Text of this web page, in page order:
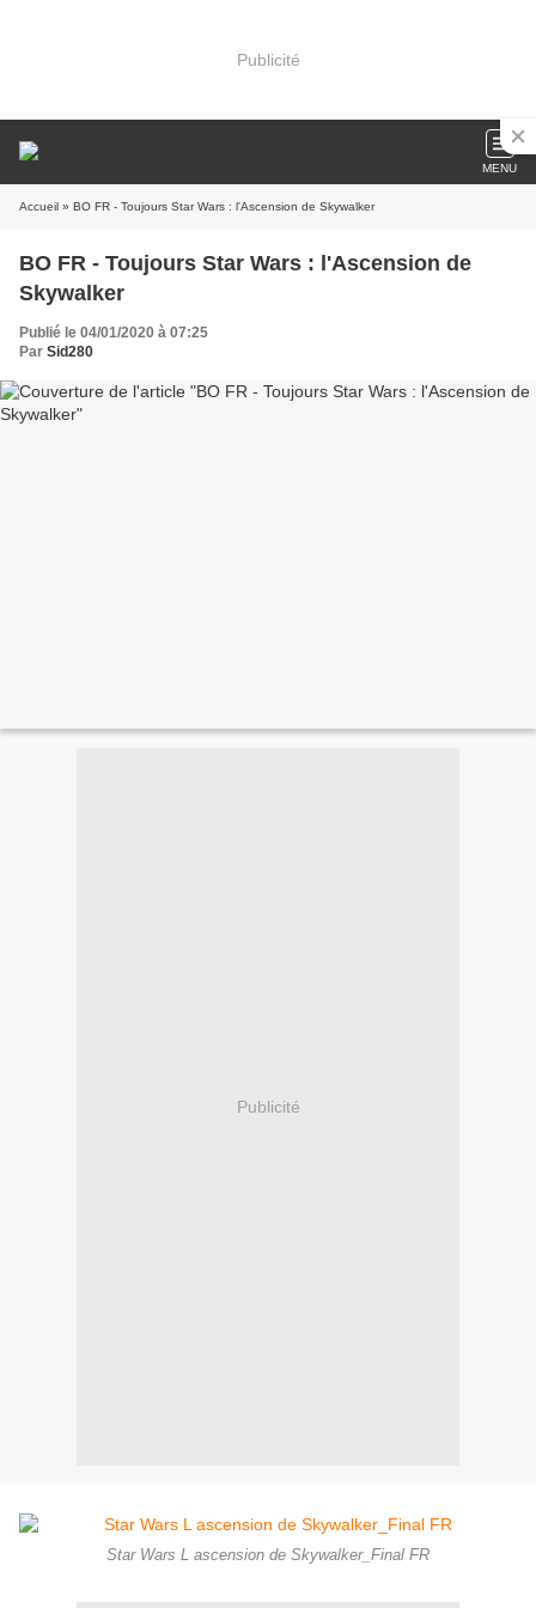
Publicité
MENU
Accueil » BO FR - Toujours Star Wars : l'Ascension de Skywalker
BO FR - Toujours Star Wars : l'Ascension de
Skywalker
Publié le 04/01/2020 à 07:25
Par Sid280
Publicité
Star Wars L ascension de Skywalker_Final FR